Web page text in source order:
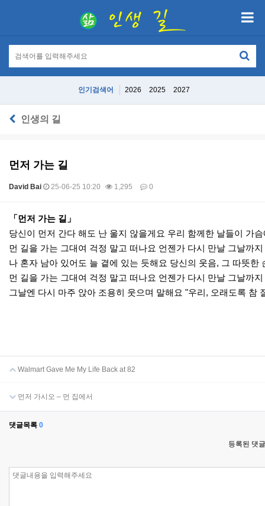
인기검색어 2026 2025 2027
인생의 길
먼저 가는 길
David Bai 25-06-25 10:20 1,295 0
본문
「먼저 가는 길」
당신이 먼저 간다 해도 난 울지 않을게요 우리 함께한 날들이 가
먼 길을 가는 그대여 걱정 말고 떠나요 언젠가 다시 만날 그날까
나 혼자 남아 있어도 늘 곁에 있는 듯해요 당신의 웃음, 그 따뜻한
먼 길을 가는 그대여 걱정 말고 떠나요 언젠가 다시 만날 그날까
그날엔 다시 마주 앉아 조용히 웃으며 말해요 "우리, 오래도록 참
Walmart Gave Me My Life Back at 82
먼저 가시오 – 먼 집에서
댓글목록 0
등록된 댓